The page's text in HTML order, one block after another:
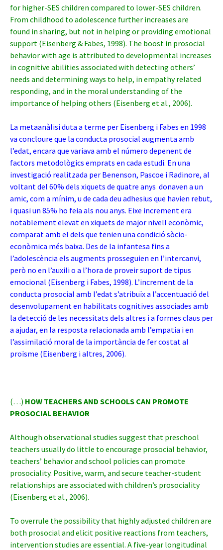
for higher-SES children compared to lower-SES children.
From childhood to adolescence further increases are
found in sharing, but not in helping or providing emotional
support (Eisenberg & Fabes, 1998). The boost in prosocial
behavior with age is attributed to developmental increases
in cognitive abilities associated with detecting others’
needs and determining ways to help, in empathy related
responding, and in the moral understanding of the
importance of helping others (Eisenberg et al., 2006).
La metaanàlisi duta a terme per Eisenberg i Fabes en 1998
va concloure que la conducta prosocial augmenta amb
l’edat, encara que variava amb el número depenent de
factors metodològics emprats en cada estudi. En una
investigació realitzada per Benenson, Pascoe i Radinore, al
voltant del 60% dels xiquets de quatre anys donaven a un
amic, com a mínim, u de cada deu adhesius que havien rebut,
i quasi un 85% ho feia als nou anys. Eixe increment era
notablement elevat en xiquets de major nivell econòmic,
comparat amb el dels que tenien una condició sòcio-
econòmica més baixa. Des de la infantesa fins a
l’adolescència els augments prosseguien en l’intercanvi,
però no en l’auxili o a l’hora de proveir suport de tipus
emocional (Eisenberg i Fabes, 1998). L’increment de la
conducta prosocial amb l’edat s’atribuïx a l’accentuació del
desenvolupament en habilitats cognitives associades amb
la detecció de les necessitats dels altres i a formes claus per
a ajudar, en la resposta relacionada amb l’empatia i en
l’assimilació moral de la importància de fer costat al
proïsme (Eisenberg i altres, 2006).
(…) HOW TEACHERS AND SCHOOLS CAN PROMOTE
PROSOCIAL BEHAVIOR
Although observational studies suggest that preschool
teachers usually do little to encourage prosocial behavior,
teachers’ behavior and school policies can promote
prosociality. Positive, warm, and secure teacher-student
relationships are associated with children’s prosociality
(Eisenberg et al., 2006).
To overrule the possibility that highly adjusted children are
both prosocial and elicit positive reactions from teachers,
intervention studies are essential. A five-year longitudinal